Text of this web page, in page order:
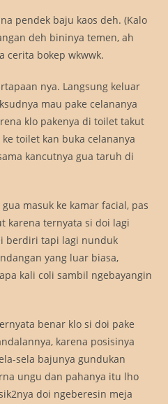
pendek baju kaos deh. (Kalo
deh bininya temen, ah
cerita bokep wkwwk.
nya. Langsung keluar
mau pake celananya
klo pakenya di toilet takut
toilet kan buka celananya
kancutnya gua taruh di
masuk ke kamar facial, pas
karena ternyata si doi lagi
berdiri tapi lagi nunduk
yang luar biasa,
kali coli sambil ngebayangin
benar klo si doi pake
karena posisinya
sela bajunya gundukan
ungu dan pahanya itu lho
doi ngeberesin meja